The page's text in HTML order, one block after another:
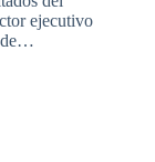
ejecutivo